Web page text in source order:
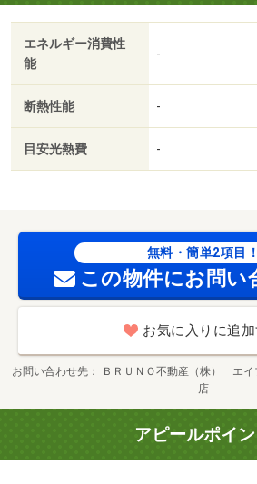
エネルギー消費性
能
-
断熱性能 -
目安光熱費 -
無料・簡単2項目！
この物件にお問い
お気に入りに追加
お問い合わせ先
ＢＲＵＮＯ不動産（株） エ
店
アピールポイン